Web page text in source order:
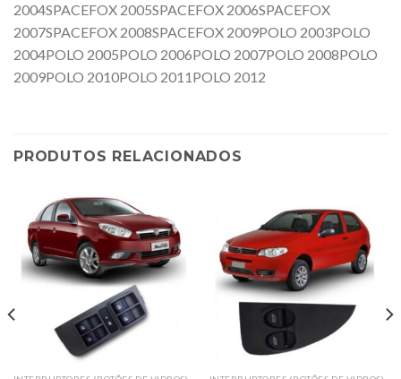
2004SPACEFOX 2005SPACEFOX 2006SPACEFOX
2007SPACEFOX 2008SPACEFOX 2009POLO 2003POLO
2004POLO 2005POLO 2006POLO 2007POLO 2008POLO
2009POLO 2010POLO 2011POLO 2012
PRODUTOS RELACIONADOS